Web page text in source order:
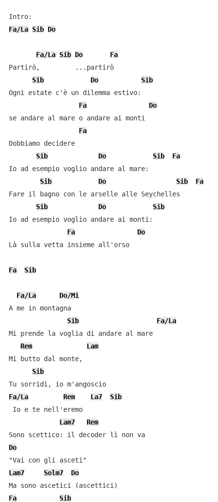
Fa/La Sib Do
Fa/La Sib Do
Fa
Partirò,         ...partirò
Sib
Do
Sib
Ogni estate c'è un dilemma estivo:
Fa
Do
se andare al mare o andare ai monti
Fa
Dobbiamo decidere
Sib
Do Sib
Fa
Io ad esempio voglio andare al mare:
Sib
Do Sib
Fa
Fare il bagno con le arselle alle Seychelles
Sib
Do
Sib
Io ad esempio voglio andare ai monti:
Fa
Do
Là sulla vetta insieme all'orso
Fa Sib
Fa/La
Do/Mi
A me in montagna
Sib
Fa/La
Mi prende la voglia di andare al mare
Rem
Lam
Mi butto dal monte,
Sib
Tu sorridi, io m'angoscio
Fa/La
Rem La7
Sib
Io e te nell'eremo
Lam7
Rem
Sono scettico: il decoder lì non va
Do
Lam7
Solm7
Do
Fa
Sib